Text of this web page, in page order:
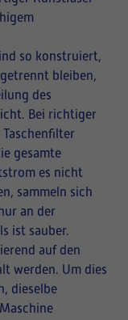
so konstruiert,
bleiben,
des
Bei richtiger
gesamte
es nicht
sammeln sich
an der
ist sauber.
auf den
werden. Um dies
dieselbe